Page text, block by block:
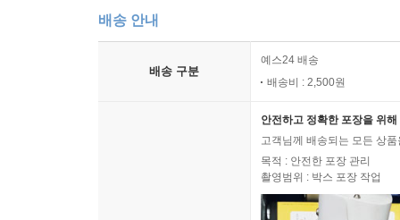
배송 안내
배송 구분
예스24 배송
배송비 : 2,500원
안전하고 정확한 포장을 위
고객님께 배송되는 모든 상
목적 : 안전한 포장 관리
촬영범위 : 박스 포장 작업